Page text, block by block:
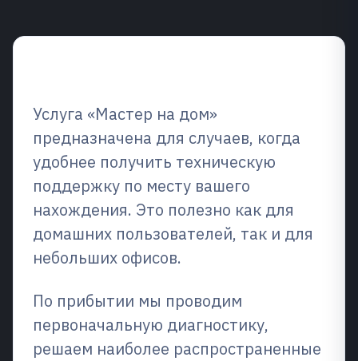
Услуга «Мастер на дом»
предназначена для случаев, когда
удобнее получить техническую
поддержку по месту вашего
нахождения. Это полезно как для
домашних пользователей, так и для
небольших офисов.
По прибытии мы проводим
первоначальную диагностику,
решаем наиболее распространенные